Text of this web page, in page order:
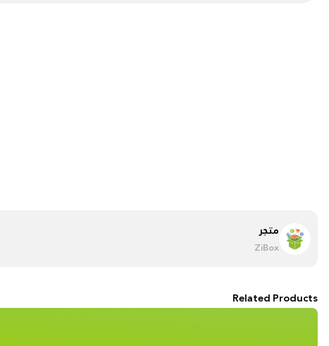
متجر
ZiBox
Related Products